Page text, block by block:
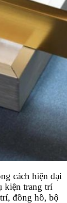
cách hiện đại
kiện trang trí
đồng hồ, bộ